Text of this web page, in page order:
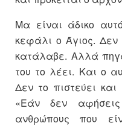
Μα είναι άδικο
κεφάλι ο Άγιος.
κατάλαβε. Αλλά
του το λέει. Και ο
Δεν το πιστεύει
«Εάν δεν
ανθρώπους που